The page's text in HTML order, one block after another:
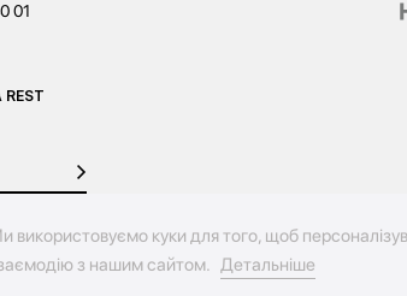
01
використовуємо куки для того, щоб
з нашим сайтом. Детальніше